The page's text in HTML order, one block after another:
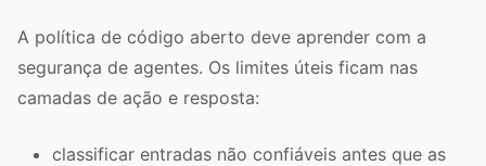
A política de código aberto deve aprender com a
segurança de agentes. Os limites úteis ficam nas
camadas de ação e resposta:
classificar entradas não confiáveis antes que as